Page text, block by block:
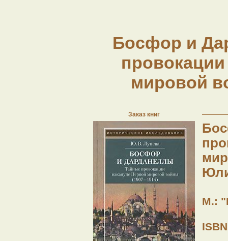
Босфор и
мировой
Заказ книг
М.: